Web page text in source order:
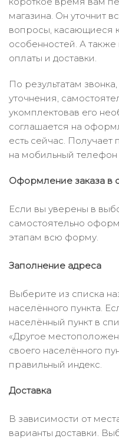
магазина. Он уточнит
вопросы, касающиеся
особенностей. А
оплаты и доставки.
По результатам
уточнения,
укомплектовав его
соглашается на
есть сейчас.
на мобильный телефон
Оформление заказа в
Если вы уверены в
самостоятельно
этапам всю форму.
Заполнение адреса
Выберите из списка
населённого пункта.
населённый пункт в
«Другое
своего населённого
правильный индекс.
Доставка
В зависимости от
варианты доставки.